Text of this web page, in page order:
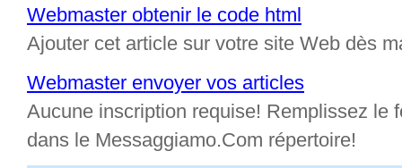
Webmaster obtenir le code html
Ajouter cet article sur votre site Web dès
Webmaster envoyer vos articles
Aucune inscription requise! Remplissez le
dans le Messaggiamo.Com répertoire!